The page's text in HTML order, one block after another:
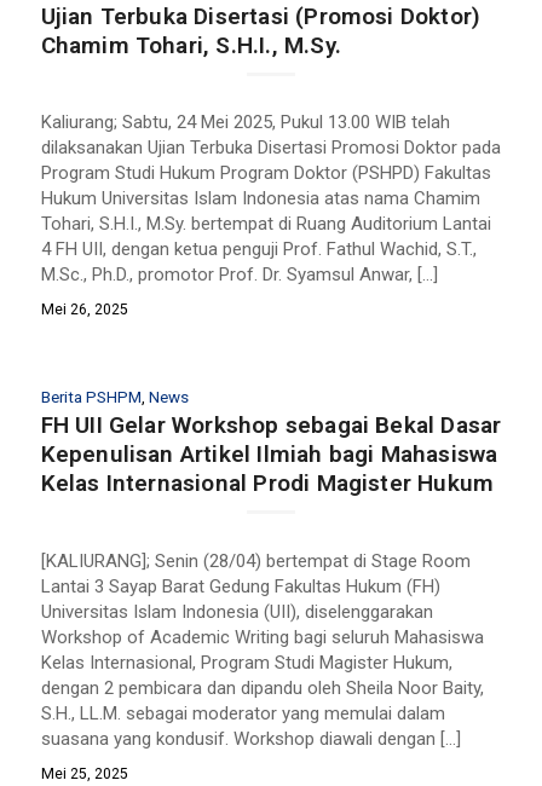
Ujian Terbuka Disertasi (Promosi Doktor)
Chamim Tohari, S.H.I., M.Sy.
Kaliurang; Sabtu, 24 Mei 2025, Pukul 13.00 WIB telah
dilaksanakan Ujian Terbuka Disertasi Promosi Doktor pada
Program Studi Hukum Program Doktor (PSHPD) Fakultas
Hukum Universitas Islam Indonesia atas nama Chamim
Tohari, S.H.I., M.Sy. bertempat di Ruang Auditorium Lantai
4 FH UII, dengan ketua penguji Prof. Fathul Wachid, S.T.,
M.Sc., Ph.D., promotor Prof. Dr. Syamsul Anwar, […]
Mei 26, 2025
Berita PSHPM News
FH UII Gelar Workshop sebagai Bekal Dasar
Kepenulisan Artikel Ilmiah bagi Mahasiswa
Kelas Internasional Prodi Magister Hukum
[KALIURANG]; Senin (28/04) bertempat di Stage Room
Lantai 3 Sayap Barat Gedung Fakultas Hukum (FH)
Universitas Islam Indonesia (UII), diselenggarakan
Workshop of Academic Writing bagi seluruh Mahasiswa
Kelas Internasional, Program Studi Magister Hukum,
dengan 2 pembicara dan dipandu oleh Sheila Noor Baity,
S.H., LL.M. sebagai moderator yang memulai dalam
suasana yang kondusif. Workshop diawali dengan […]
Mei 25, 2025